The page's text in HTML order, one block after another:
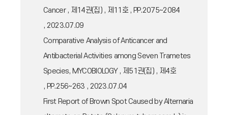
Cancer , 제14권(집) , 제11호 , PP.2075~2084
, 2023.07.09
Comparative Analysis of Anticancer and
Antibacterial Activities among Seven Trametes
Species, MYCOBIOLOGY , 제51권(집) , 제4호
, PP.256~263 , 2023.07.04
First Report of Brown Spot Caused by Alternaria